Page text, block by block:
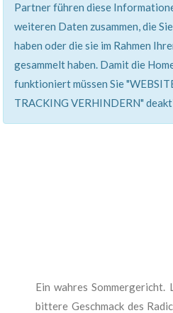
Partner führen diese
weiteren Daten zusammen, die
haben oder die sie im Rahmen
gesammelt haben. Damit die
funktioniert müssen Sie
TRACKING VERHINDERN"
Ein wahres
bittere Geschmack des